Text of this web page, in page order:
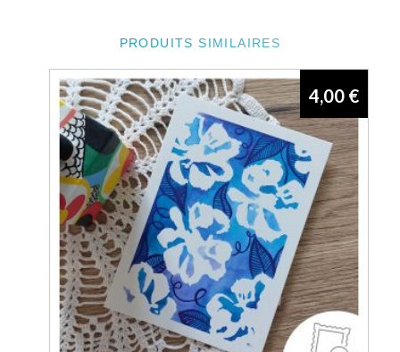
PRODUITS SIMILAIRES
4,00 €